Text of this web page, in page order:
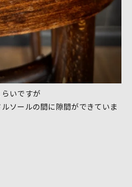
いですが
ソールの間に隙間ができていま